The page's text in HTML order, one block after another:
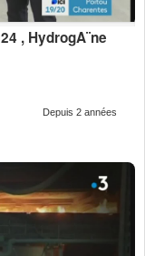
, HydrogÃ¨ne
Depuis 2 années